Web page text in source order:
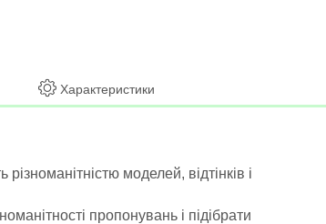
Характеристики
моделей, відтінків і
пропонувань і підібрати